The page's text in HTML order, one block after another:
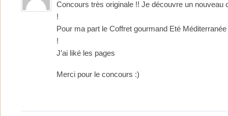
Concours très originale !! Je découvre un nouveau
!
Pour ma part le Coffret gourmand Eté
!
J’ai liké les pages
Merci pour le concours :)